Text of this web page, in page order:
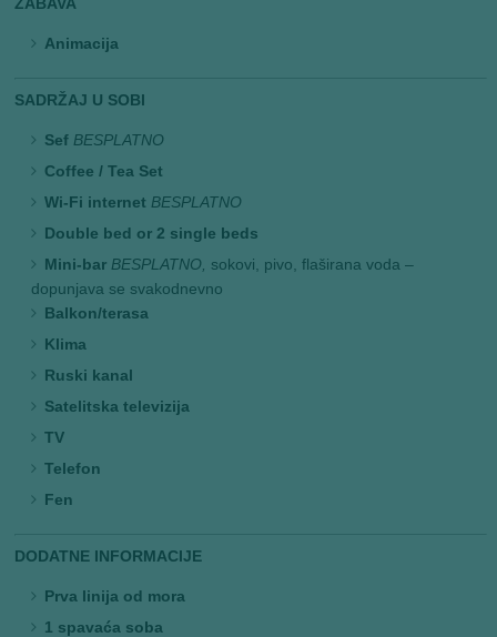
Animacija
SADRŽAJ U SOBI
Sef BESPLATNO
Coffee / Tea Set
Wi-Fi internet BESPLATNO
Double bed or 2 single beds
Mini-bar BESPLATNO, sokovi, pivo, flaširana voda –
dopunjava se svakodnevno
Balkon/terasa
Klima
Ruski kanal
Satelitska televizija
TV
Telefon
Fen
DODATNE INFORMACIJE
Prva linija od mora
1 spavaća soba